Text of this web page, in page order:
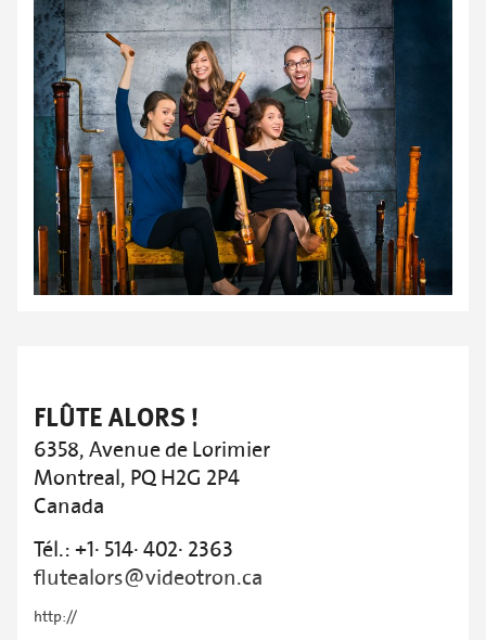
FLÛTE ALORS !
6358, Avenue de Lorimier
Montreal, PQ H2G 2P4
Canada
Tél.: +1· 514· 402· 2363
flutealors@videotron.ca
http://